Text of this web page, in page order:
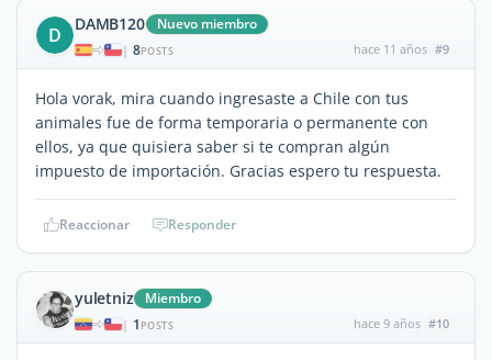
D DAMB120 Nuevo miembro
| 8POSTS hace 11 años #9
Hola vorak, mira cuando ingresaste a Chile con tus
animales fue de forma temporaria o permanente con
ellos, ya que quisiera saber si te compran algún
impuesto de importación. Gracias espero tu respuesta.
Reaccionar Responder
yuletniz Miembro
| 1 POSTS hace 9 años #10